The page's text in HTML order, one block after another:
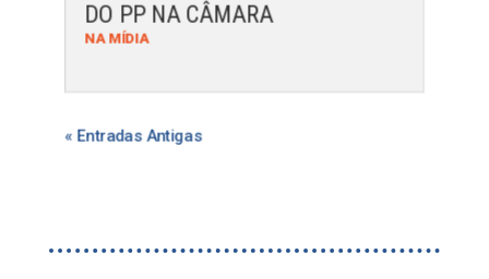
DO PP NA CÂMARA
NA MÍDIA
« Entradas Antigas